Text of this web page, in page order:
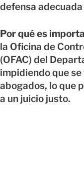
defensa
Por qué es
la Oficina de
(OFAC) del
impidiendo que
abogados, lo que
a un juicio justo.